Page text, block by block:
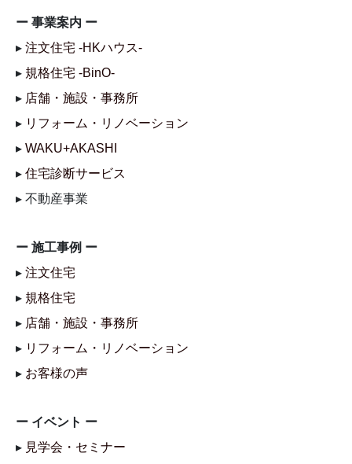
ー 事業案内 ー
▸ 注文住宅 -HKハウス-
▸ 規格住宅 -BinO-
▸ 店舗・施設・事務所
▸ リフォーム・リノベーション
▸ WAKU+AKASHI
▸ 住宅診断サービス
▸ 不動産事業
ー 施工事例 ー
▸ 注文住宅
▸ 規格住宅
▸ 店舗・施設・事務所
▸ リフォーム・リノベーション
▸ お客様の声
ー イベント ー
▸ 見学会・セミナー